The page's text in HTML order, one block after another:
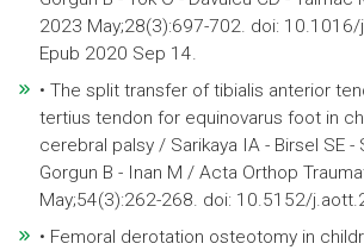
2023 May;28(3):697-702. doi:
Epub 2020 Sep 14.
• The split transfer of tibialis anterior
tertius tendon for equinovarus foot in
cerebral palsy / Sarikaya IA - Birsel SE -
Gorgun B - Inan M / Acta Orthop
May;54(3):262-268. doi: 10.5152/
• Femoral derotation osteotomy in